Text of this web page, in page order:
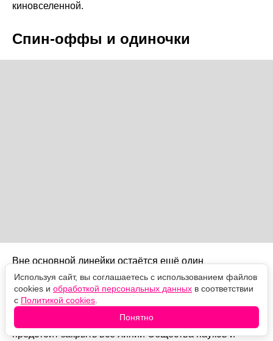
киновселенной.
Спин-оффы и одиночки
Вне основной линейки остаётся ещё один
совместный проект Sony и Marvel —«Человек-паук:
За пределами Вселенной» , финал анимационной
саги о Майлзе Моралесе. Премьера наконец
назначена на 18 июня 2027 года, хотя изначально
фильм должен был выйти ещё в 2024-м. Авторам
предстоит закрыть все линии Общества пауков и
Используя сайт, вы соглашаетесь с использованием файлов
cookies и обработкой персональных данных в соответствии
с Политикой cookies
Понятно